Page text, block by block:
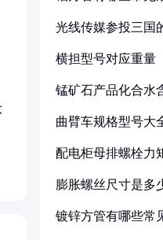
光线传媒参投三国
横担型号对应重量
锰矿石产品化合水
曲臂车规格型号大
配电柜母排螺栓力
膨胀螺丝尺寸是多
镀锌方管有哪些常